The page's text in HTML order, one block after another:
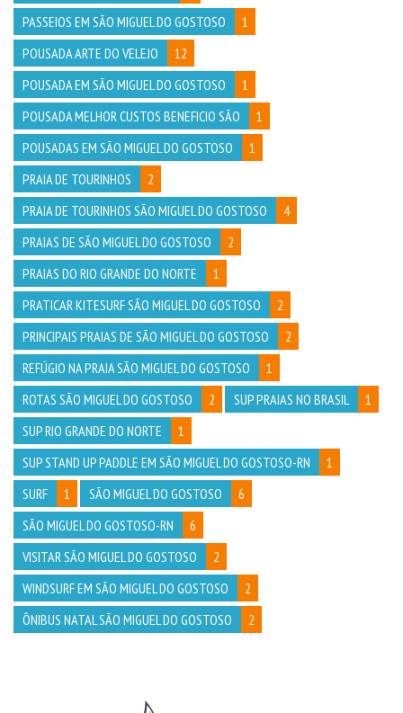
PASSEIOS EM SÃO MIGUEL DO GOSTOSO
1
POUSADA ARTE DO VELEJO
12
POUSADA EM SÃO MIGUEL DO GOSTOSO
1
POUSADA MELHOR CUSTOS BENEFICIO SÃO
1
POUSADAS EM SÃO MIGUEL DO GOSTOSO
1
PRAIA DE TOURINHOS
2
PRAIA DE TOURINHOS SÃO MIGUEL DO GOSTOSO
4
PRAIAS DE SÃO MIGUEL DO GOSTOSO
2
PRAIAS DO RIO GRANDE DO NORTE
1
PRATICAR KITESURF SÃO MIGUEL DO GOSTOSO
2
PRINCIPAIS PRAIAS DE SÃO MIGUEL DO GOSTOSO
2
REFÚGIO NA PRAIA SÃO MIGUEL DO GOSTOSO
1
ROTAS SÃO MIGUEL DO GOSTOSO
2 SUP PRAIAS NO BRASIL
1
SUP RIO GRANDE DO NORTE
1
SUP STAND UP PADDLE EM SÃO MIGUEL DO GOSTOSO-RN
1
SURF
1 SÃO MIGUEL DO GOSTOSO
6
SÃO MIGUEL DO GOSTOSO-RN
6
VISITAR SÃO MIGUEL DO GOSTOSO
2
WINDSURF EM SÃO MIGUEL DO GOSTOSO
2
ÔNIBUS NATAL SÃO MIGUEL DO GOSTOSO
2